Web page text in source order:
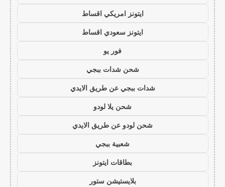
ايتونز امريكي اقساط
ايتونز سعودي اقساط
فور يو
شحن شدات ببجي
شدات ببجي عن طريق الايدي
شحن يلا لودو
شحن لودو عن طريق الايدي
شعبية ببجي
بطاقات ايتونز
بلايستيشن ستور